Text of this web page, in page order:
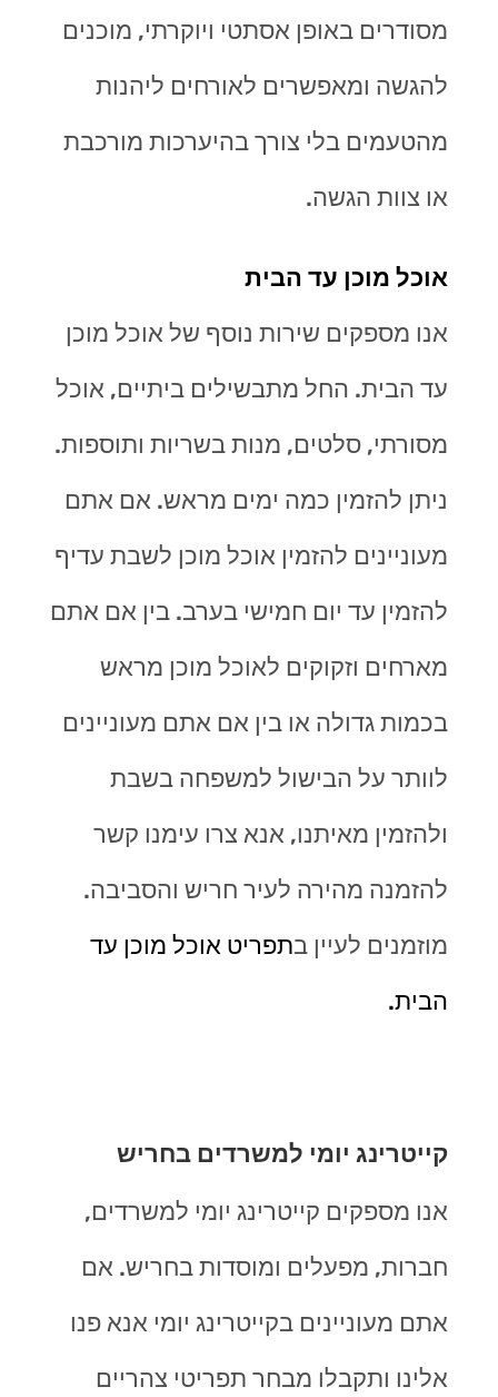
מסודרים באופן אסתטי ויוקרתי, מוכנים
להגשה ומאפשרים לאורחים ליהנות
מהטעמים בלי צורך בהיערכות מורכבת
או צוות הגשה.
אוכל מוכן עד הבית
אנו מספקים שירות נוסף של אוכל מוכן
עד הבית. החל מתבשילים ביתיים, אוכל
מסורתי, סלטים, מנות בשריות ותוספות.
ניתן להזמין כמה ימים מראש. אם אתם
מעוניינים להזמין אוכל מוכן לשבת עדיף
להזמין עד יום חמישי בערב. בין אם אתם
מארחים וזקוקים לאוכל מוכן מראש
בכמות גדולה או בין אם אתם מעוניינים
לוותר על הבישול למשפחה בשבת
ולהזמין מאיתנו, אנא צרו עימנו קשר
להזמנה מהירה לעיר חריש והסביבה.
מוזמנים לעיין בתפריט אוכל מוכן עד
הבית.
קייטרינג יומי למשרדים בחריש
אנו מספקים קייטרינג יומי למשרדים,
חברות, מפעלים ומוסדות בחריש. אם
אתם מעוניינים בקייטרינג יומי אנא פנו
אלינו ותקבלו מבחר תפריטי צהריים